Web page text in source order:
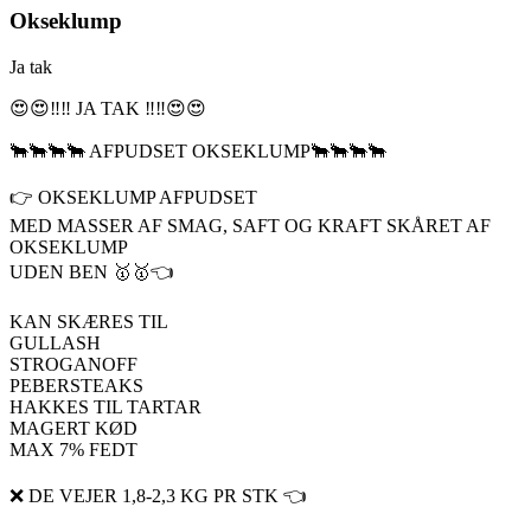
Okseklump
Ja tak
😍😍‼️‼️ JA TAK ‼️‼️😍😍
🐂🐂🐂🐂 AFPUDSET OKSEKLUMP🐂🐂🐂🐂
👉 OKSEKLUMP AFPUDSET
MED MASSER AF SMAG, SAFT OG KRAFT SKÅRET AF
OKSEKLUMP
UDEN BEN 🥇🥇👈
KAN SKÆRES TIL
GULLASH
STROGANOFF
PEBERSTEAKS
HAKKES TIL TARTAR
MAGERT KØD
MAX 7% FEDT
❌ DE VEJER 1,8-2,3 KG PR STK 👈